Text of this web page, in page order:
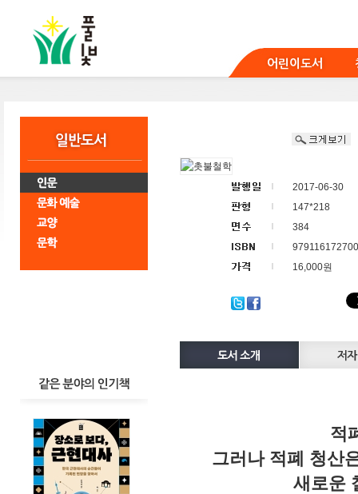
어린이도서
2017-06-30
147*218
384
16,000원
적
그러나 적폐 청산
새로운